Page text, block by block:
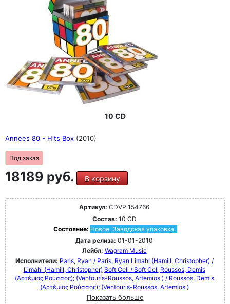
10 CD
Annees 80 - Hits Box (2010)
Под заказ
18189 руб. В корзину
Артикул: CDVP 154766
Состав: 10 CD
Состояние: Новое. Заводская упаковка.
Дата релиза: 01-01-2010
Лейбл: Wagram Music
Исполнители: Paris, Ryan / Paris, Ryan Limahl (Hamill, Christopher) /
Limahl (Hamill, Christopher) Soft Cell / Soft Cell Roussos, Demis
(Αρτέμιος Ρούσσος); (Ventouris-Roussos, Artemios ) / Roussos, Demis
(Αρτέμιος Ρούσσος); (Ventouris-Roussos, Artemios )
Показать больше